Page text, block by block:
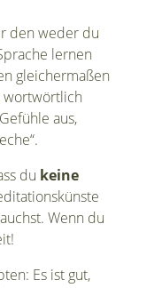
den weder du
lernen
gleichermaßen
wortwörtlich
aus,
du keine
Wenn du
Es ist gut,